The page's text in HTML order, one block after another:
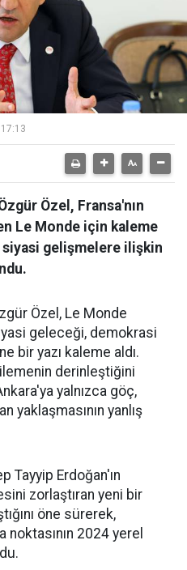
Özel, Fransa'nın
Le Monde için kaleme
siyasi gelişmelere ilişkin
Özel, Le Monde
geleceği, demokrasi
bir yazı kaleme aldı.
derinleştiğini
yalnızca göç,
yaklaşmasının yanlış
Tayyip Erdoğan'ın
zorlaştıran yeni bir
öne sürerek,
noktasının 2024 yerel